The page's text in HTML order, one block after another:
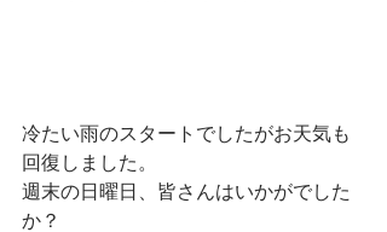
冷たい雨のスタートでしたがお天気も
回復しました。
週末の日曜日、皆さんはいかがでした
か？